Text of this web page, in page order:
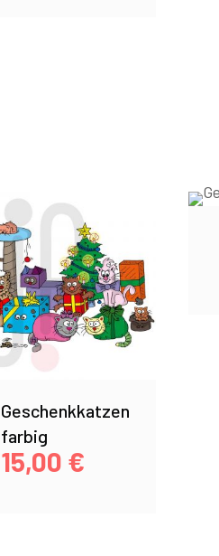
Geschenkkatzen
farbig
15,00 €